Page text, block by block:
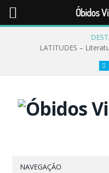
LATITUDES –
NAVEGAÇÃO
Óbidos